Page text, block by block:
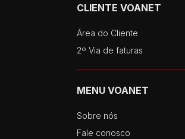
CLIENTE VOANET
Área do Cliente
2º Via de faturas
MENU VOANET
Sobre nós
Fale conosco